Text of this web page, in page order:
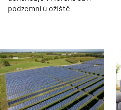
podzemní úložiště